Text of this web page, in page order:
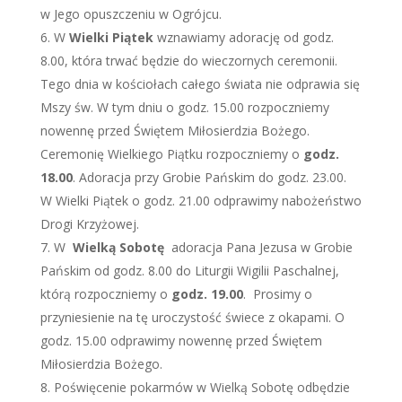
w Jego opuszczeniu w Ogrójcu.
W Wielki Piątekwznawiamy adorację od godz.
8.00, która trwać będzie do wieczornych ceremonii.
Tego dnia w kościołach całego świata nie odprawia się
Mszy św. W tym dniu o godz. 15.00 rozpoczniemy
nowennę przed Świętem Miłosierdzia Bożego.
Ceremonię Wielkiego Piątku rozpoczniemy o godz.
18.00. Adoracja przy Grobie Pańskim do godz. 23.00.
W Wielki Piątek o godz. 21.00 odprawimy nabożeństwo
Drogi Krzyżowej.
W Wielką Sobotęadoracja Pana Jezusa w Grobie
Pańskim od godz. 8.00 do Liturgii Wigilii Paschalnej,
którą rozpoczniemy o godz. 19.00. Prosimy o
przyniesienie na tę uroczystość świece z okapami. O
godz. 15.00 odprawimy nowennę przed Świętem
Miłosierdzia Bożego.
Poświęcenie pokarmów w Wielką Sobotę odbędzie